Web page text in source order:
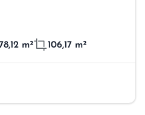
m² 106,17 m²